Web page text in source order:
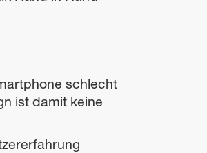
schlecht
ist damit keine